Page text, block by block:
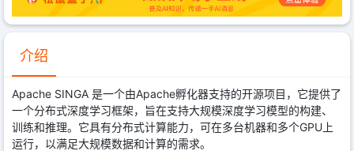
介绍
Apache SINGA 是一个由Apache孵化器支持的开源项目，它提供了
一个分布式深度学习框架，旨在支持大规模深度学习模型的构建、
训练和推理。它具有分布式计算能力，可在多台机器和多个GPU上
运行，以满足大规模数据和计算的需求。